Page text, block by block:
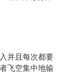
并且每次都要
飞空集中地输